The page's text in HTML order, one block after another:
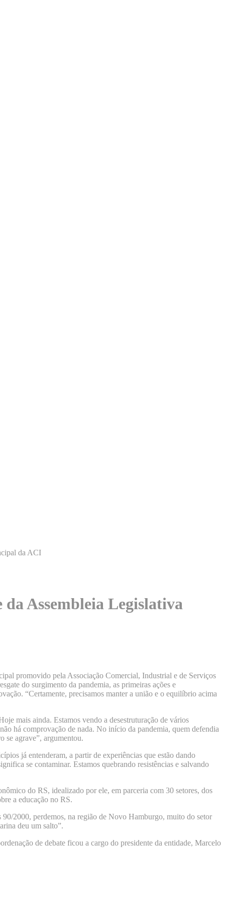
da ACI
Assembleia Legislativa
promovido pela Associação Comercial, Industrial e de Serviços
do surgimento da pandemia, as primeiras ações e
“Certamente, precisamos manter a união e o equilíbrio acima
mais ainda. Estamos vendo a desestruturação de vários
há comprovação de nada. No início da pandemia, quem defendia
se agrave”, argumentou.
já entenderam, a partir de experiências que estão dando
se contaminar. Estamos quebrando resistências e salvando
do RS, idealizado por ele, em parceria com 30 setores, dos
a educação no RS.
2000, perdemos, na região de Novo Hamburgo, muito do setor
deu um salto”.
de debate ficou a cargo do presidente da entidade, Marcelo